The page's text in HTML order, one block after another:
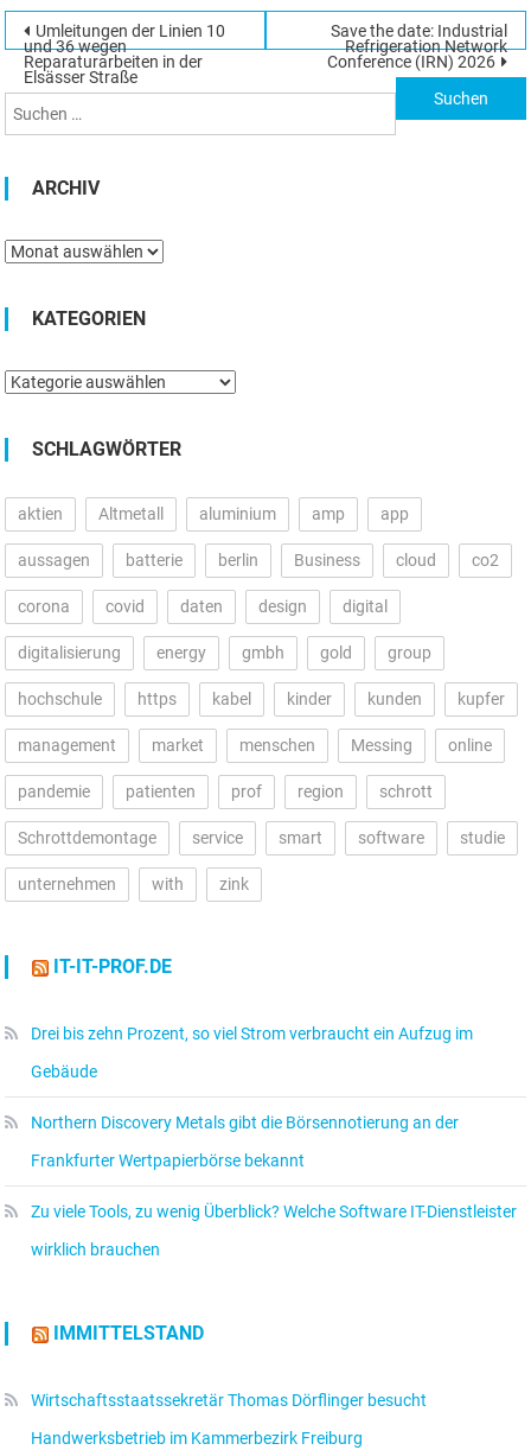
Beitragsnavigation
Umleitungen der Linien 10
und 36 wegen
Reparaturarbeiten in der
Elsässer Straße
Save the date: Industrial
Refrigeration Network
Conference (IRN) 2026
ARCHIV
Archiv
KATEGORIEN
Kategorien
SCHLAGWÖRTER
aktien Altmetall aluminium amp app
aussagen batterie berlin Business cloud co2
corona covid daten design digital
digitalisierung energy gmbh gold group
hochschule https kabel kinder kunden kupfer
management market menschen Messing online
pandemie patienten prof region schrott
Schrottdemontage service smart software studie
unternehmen with zink
IT-IT-PROF.DE
Drei bis zehn Prozent, so viel Strom verbraucht ein Aufzug im
Gebäude
Northern Discovery Metals gibt die Börsennotierung an der
Frankfurter Wertpapierbörse bekannt
Zu viele Tools, zu wenig Überblick? Welche Software IT-Dienstleister
wirklich brauchen
IMMITTELSTAND
Wirtschaftsstaatssekretär Thomas Dörflinger besucht
Handwerksbetrieb im Kammerbezirk Freiburg